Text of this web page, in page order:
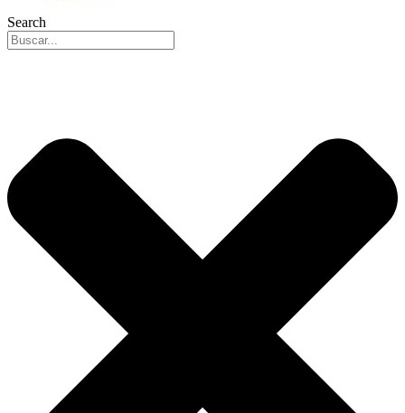
Search